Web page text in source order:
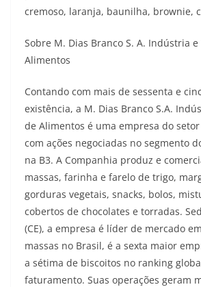
cremoso, laranja, baunilha, brownie,
Sobre M. Dias Branco S. A. Indústria
Alimentos
Contando com mais de sessenta e
existência, a M. Dias Branco S.A.
de Alimentos é uma empresa do
com ações negociadas no segmento
na B3. A Companhia produz e
massas, farinha e farelo de trigo,
gorduras vegetais, snacks, bolos,
cobertos de chocolates e torradas.
(CE), a empresa é líder de mercado
massas no Brasil, é a sexta maior
a sétima de biscoitos no ranking
faturamento. Suas operações geram